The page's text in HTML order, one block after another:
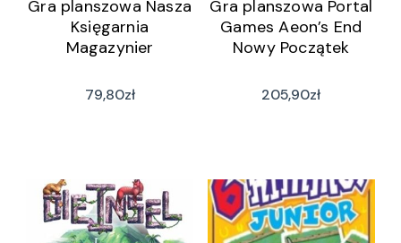
Gra planszowa Nasza
Księgarnia
Magazynier
79,80zł
Gra planszowa Portal
Games Aeon’s End
Nowy Początek
205,90zł